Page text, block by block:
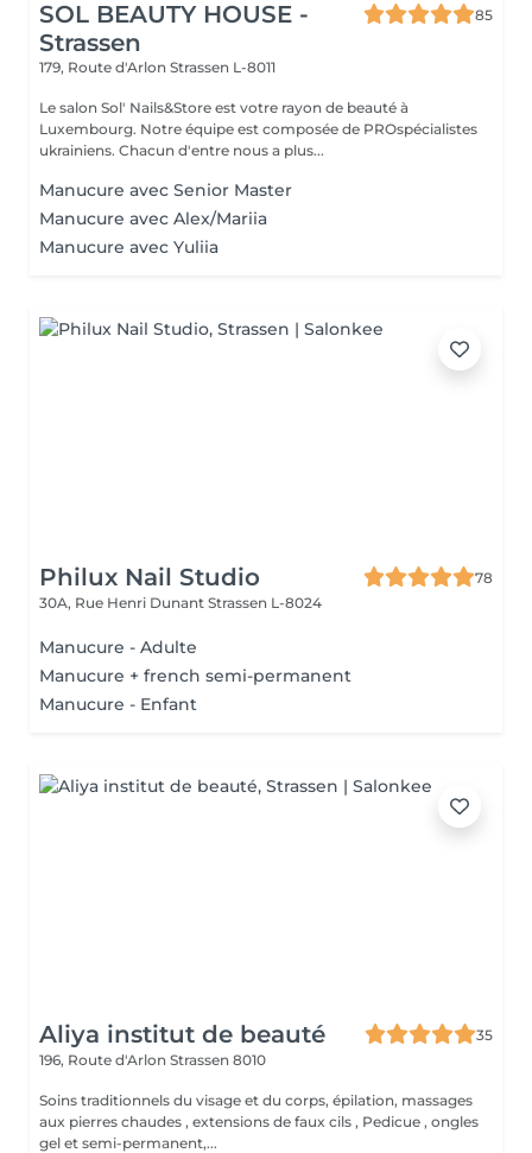
SOL BEAUTY HOUSE -
Strassen
85
179, Route d'Arlon Strassen L-8011
Le salon Sol' Nails&Store est votre rayon de beauté à
Luxembourg. Notre équipe est composée de PROspécialistes
ukrainiens. Chacun d'entre nous a plus...
Manucure avec Senior Master
Manucure avec Alex/Mariia
Manucure avec Yuliia
Philux Nail Studio
78
30A, Rue Henri Dunant Strassen L-8024
Manucure - Adulte
Manucure + french semi-permanent
Manucure - Enfant
Aliya institut de beauté
35
196, Route d'Arlon Strassen 8010
Soins traditionnels du visage et du corps, épilation, massages
aux pierres chaudes , extensions de faux cils , Pedicue , ongles
gel et semi-permanent,...